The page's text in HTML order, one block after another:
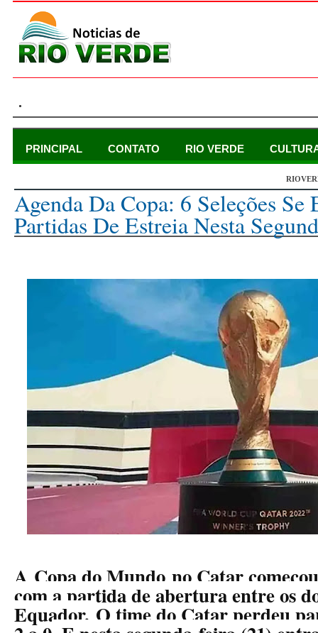
.
PRINCIPAL CONTATO RIO VERDE
Agenda Da Copa: 6 Seleções
Partidas De Estreia Nesta
A Copa do Mundo no Catar
com a partida de abertura entre os
Equador. O time do Catar perdeu